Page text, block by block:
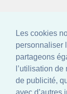
Les cookies
personnaliser
partageons
l’utilisation
de publicité,